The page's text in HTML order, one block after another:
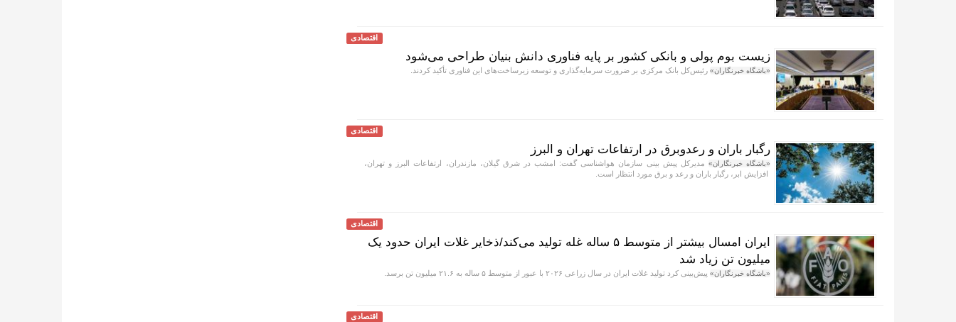
اقتصادی
زیست بوم پولی و بانکی کشور بر پایه فناوری دانش بنیان طراحی می‌شود
«باشگاه خبرنگاران» رئیس‌کل بانک مرکزی بر ضرورت سرمایه‌گذاری و توسعه زیرساخت‌های این فناوری تأکید کردند.
اقتصادی
رگبار باران و رعدوبرق در ارتفاعات تهران و البرز
«باشگاه خبرنگاران» مدیرکل پیش بینی سازمان هواشناسی گفت: امشب در شرق گیلان، مازندران، ارتفاعات البرز و تهران،
افزایش ابر، رگبار باران و رعد و برق مورد انتظار است.
اقتصادی
ایران امسال بیشتر از متوسط ۵ ساله غله تولید می‌کند/ذخایر غلات ایران حدود یک
میلیون تن زیاد شد
«باشگاه خبرنگاران» پیش‌بینی کرد تولید غلات ایران در سال زراعی ۲۰۲۶ با عبور از متوسط ۵ ساله به ۲۱.۶ میلیون تن برسد.
اقتصادی